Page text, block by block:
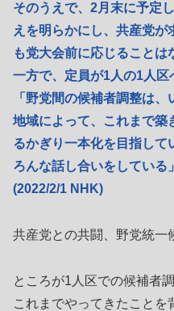
そのうえで、2月末に予定
えを明らかにし、共産党が
も党大会前に応じることは
一方で、定員が1人の1人区
「野党間の候補者調整は、
地域によって、これまで築
るかぎり一本化を目指して
ろんな話し合いをしている
(2022/2/1 NHK)
共産党との共闘、野党統一
ところが1人区での候補者
これまでやってきたことを